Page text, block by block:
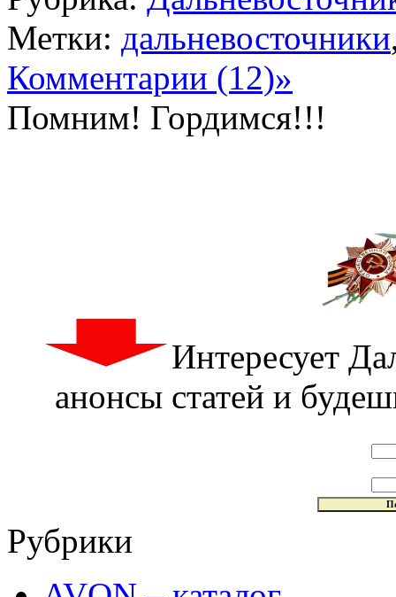
Метки: дальневосточники
Комментарии (12)»
Помним! Гордимся!!!
Интересует
анонсы статей и
Рубрики